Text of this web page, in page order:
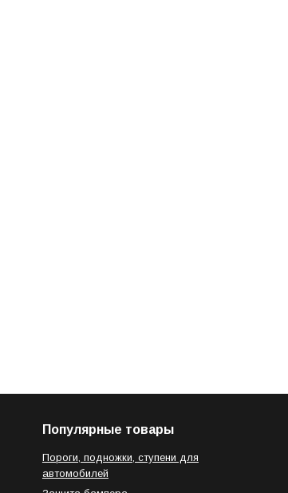
Популярные товары
Пороги, подножки, ступени для
автомобилей